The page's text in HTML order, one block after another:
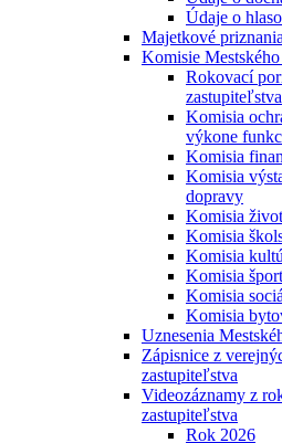
Údaje o
Majetkové
Komisie
Rokovací
zastupiteľstva
Komisia
výkone
Komisia
Komisia
dopravy
Komisia
Komisia
Komisia
Komisia
Komisia
Komisia
Uznesenia
Zápisnice z
zastupiteľstva
Videozáznamy z
zastupiteľstva
Rok 2026